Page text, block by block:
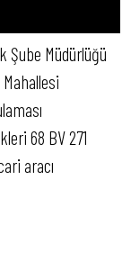
Şube Müdürlüğü
68 BV 271
aracı